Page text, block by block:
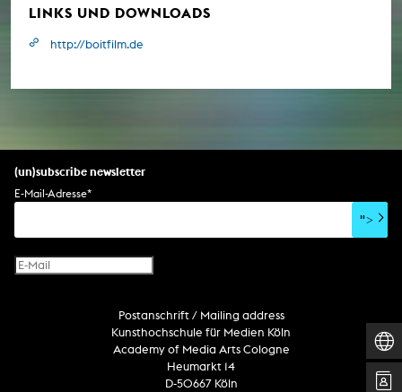
LINKS UND DOWNLOADS
http://boitfilm.de
(un)subscribe newsletter
E-Mail-Adresse*
">
Postanschrift / Mailing address
Kunsthochschule für Medien Köln
Academy of Media Arts Cologne
Heumarkt 14
D-50667 Köln